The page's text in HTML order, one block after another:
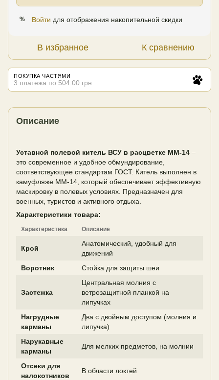
% Войти для отображения накопительной скидки
В избранное К сравнению
ПОКУПКА ЧАСТЯМИ
3 платежа по 504.00 грн
Описание
Уставной полевой китель ВСУ в расцветке ММ-14 –
это современное и удобное обмундирование,
соответствующее стандартам ГОСТ. Китель выполнен в
камуфляже ММ-14, который обеспечивает эффективную
маскировку в полевых условиях. Предназначен для
военных, туристов и активного отдыха.
Характеристики товара:
Характеристика Описание
Крой
Анатомический, удобный для
движений
Воротник
Стойка для защиты шеи
Застежка
Центральная молния с
ветрозащитной планкой на
липучках
Нагрудные
карманы
Два с двойным доступом (молния и
липучка)
Нарукавные
карманы
Для мелких предметов, на молнии
Отсеки для
налокотников
В области локтей